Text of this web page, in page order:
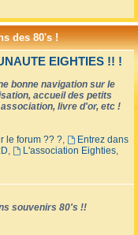
h
e
des 80's !
EIGHTIES !! !
bonne navigation sur le
accueil des petits
livre d'or, etc !
le forum ?? ?,
Entrez dans
, L'association Eighties,
souvenirs 80's !!